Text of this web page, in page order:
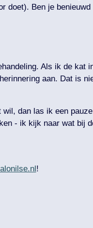
doet). Ben je benieuwd
Als ik de kat
aan. Dat is
dan las ik een
- ik kijk naar wat bij
!